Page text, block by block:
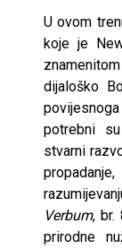
U ovom
koje je
znamenitom
dijaloško
potrebni
stvarni
Verbum, br.
prirodne